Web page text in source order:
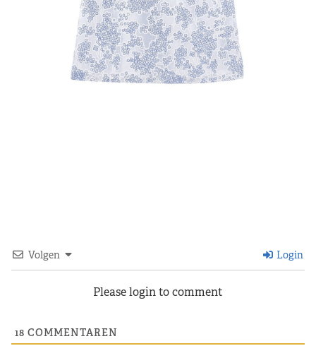
Volgen Login
Please login to comment
18 COMMENTAREN